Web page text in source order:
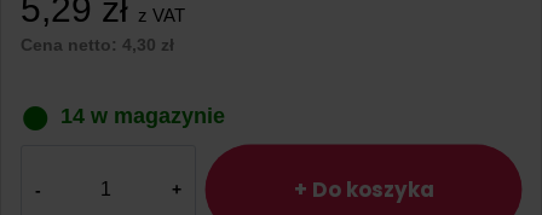
5,29 zł z VAT
Cena netto: 4,30 zł
14 w magazynie
+ Do koszyka